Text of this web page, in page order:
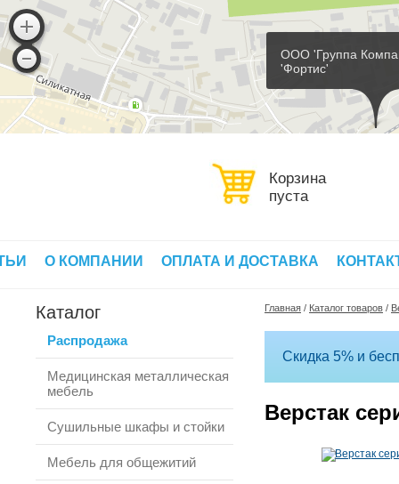
ООО 'Группа
'Фортис'
Корзина
пуста
О КОМПАНИИ ОПЛАТА И ДОСТАВКА
Каталог
Распродажа
Медицинская металлическая
мебель
Сушильные шкафы и стойки
Мебель для общежитий
Главная / Каталог товаров /
Скидка 5% и
Верстак